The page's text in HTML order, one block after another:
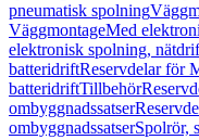
pneumatisk spolning
VäggmontageMed
elektronisk spolning,
batteridriftReservdelar för
batteridriftTillbehör
ombyggnadssatser
ombyggnadssatserSpolrör,